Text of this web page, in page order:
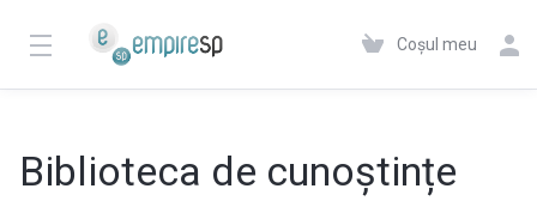
Coșul meu
Biblioteca de cunoștințe